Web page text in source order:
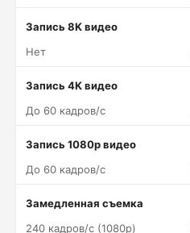
Запись 8K видео
Нет
Запись 4K видео
До 60 кадров/c
Запись 1080p видео
До 60 кадров/c
Замедленная съемка
240 кадров/c (1080p)